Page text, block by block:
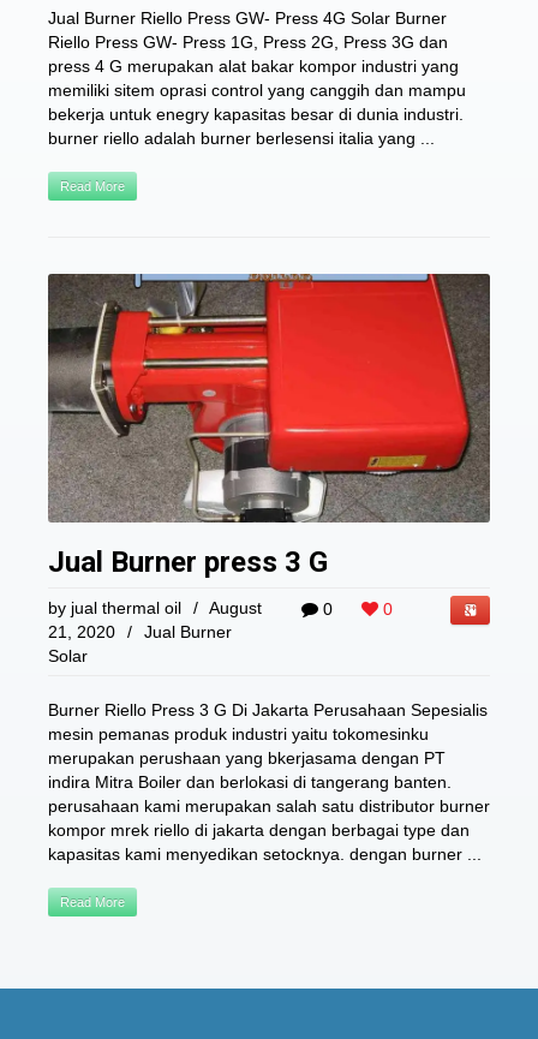
Jual Burner Riello Press GW- Press 4G Solar Burner
Riello Press GW- Press 1G, Press 2G, Press 3G dan
press 4 G merupakan alat bakar kompor industri yang
memiliki sitem oprasi control yang canggih dan mampu
bekerja untuk enegry kapasitas besar di dunia industri.
burner riello adalah burner berlesensi italia yang ...
Read More
Jual Burner press 3 G
0 0
by jual thermal oil / August
21, 2020
/
Jual Burner
Solar
Burner Riello Press 3 G Di Jakarta Perusahaan Sepesialis
mesin pemanas produk industri yaitu tokomesinku
merupakan perushaan yang bkerjasama dengan PT
indira Mitra Boiler dan berlokasi di tangerang banten.
perusahaan kami merupakan salah satu distributor burner
kompor mrek riello di jakarta dengan berbagai type dan
kapasitas kami menyedikan setocknya. dengan burner ...
Read More